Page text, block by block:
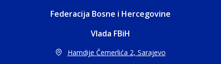
Federacija Bosne i Hercegovine
Vlada FBiH
Hamdije Čemerlića 2, Sarajevo